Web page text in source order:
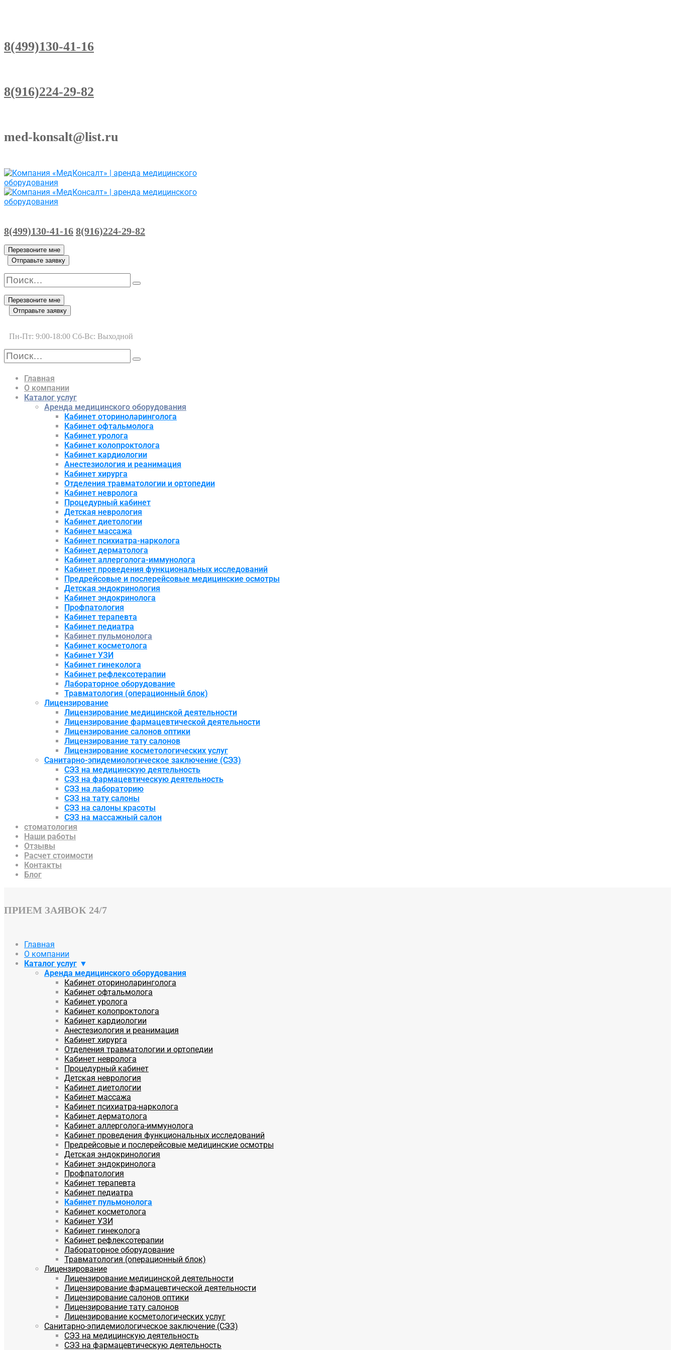
8(499)130-41-16
8(916)224-29-82
med-konsalt@list.ru
8(499)130-41-16 8(916)224-29-82
Перезвоните мне
Отправьте заявку
Перезвоните мне
Отправьте заявку
Пн-Пт: 9:00-18:00 Сб-Вс: Выходной
Главная
О компании
Каталог услуг
Аренда медицинского оборудования
Кабинет оториноларинголога
Кабинет офтальмолога
Кабинет уролога
Кабинет колопроктолога
Кабинет кардиологии
Анестезиология и реанимация
Кабинет хирурга
Отделения травматологии и ортопедии
Кабинет невролога
Процедурный кабинет
Детская неврология
Кабинет диетологии
Кабинет массажа
Кабинет психиатра-нарколога
Кабинет дерматолога
Кабинет аллерголога-иммунолога
Кабинет проведения функциональных исследований
Предрейсовые и послерейсовые медицинские осмотры
Детская эндокринология
Кабинет эндокринолога
Профпатология
Кабинет терапевта
Кабинет педиатра
Кабинет пульмонолога
Кабинет косметолога
Кабинет УЗИ
Кабинет гинеколога
Кабинет рефлексотерапии
Лабораторное оборудование
Травматология (операционный блок)
Лицензирование
Лицензирование медицинской деятельности
Лицензирование фармацевтической деятельности
Лицензирование салонов оптики
Лицензирование тату салонов
Лицензирование косметологических услуг
Санитарно-эпидемиологическое заключение (СЭЗ)
СЭЗ на медицинскую деятельность
СЭЗ на фармацевтическую деятельность
СЭЗ на лабораторию
СЭЗ на тату салоны
СЭЗ на салоны красоты
СЭЗ на массажный салон
стоматология
Наши работы
Отзывы
Расчет стоимости
Контакты
Блог
ПРИЕМ ЗАЯВОК 24/7
Главная
О компании
Каталог услуг
Аренда медицинского оборудования
Кабинет оториноларинголога
Кабинет офтальмолога
Кабинет уролога
Кабинет колопроктолога
Кабинет кардиологии
Анестезиология и реанимация
Кабинет хирурга
Отделения травматологии и ортопедии
Кабинет невролога
Процедурный кабинет
Детская неврология
Кабинет диетологии
Кабинет массажа
Кабинет психиатра-нарколога
Кабинет дерматолога
Кабинет аллерголога-иммунолога
Кабинет проведения функциональных исследований
Предрейсовые и послерейсовые медицинские осмотры
Детская эндокринология
Кабинет эндокринолога
Профпатология
Кабинет терапевта
Кабинет педиатра
Кабинет пульмонолога
Кабинет косметолога
Кабинет УЗИ
Кабинет гинеколога
Кабинет рефлексотерапии
Лабораторное оборудование
Травматология (операционный блок)
Лицензирование
Лицензирование медицинской деятельности
Лицензирование фармацевтической деятельности
Лицензирование салонов оптики
Лицензирование тату салонов
Лицензирование косметологических услуг
Санитарно-эпидемиологическое заключение (СЭЗ)
СЭЗ на медицинскую деятельность
СЭЗ на фармацевтическую деятельность